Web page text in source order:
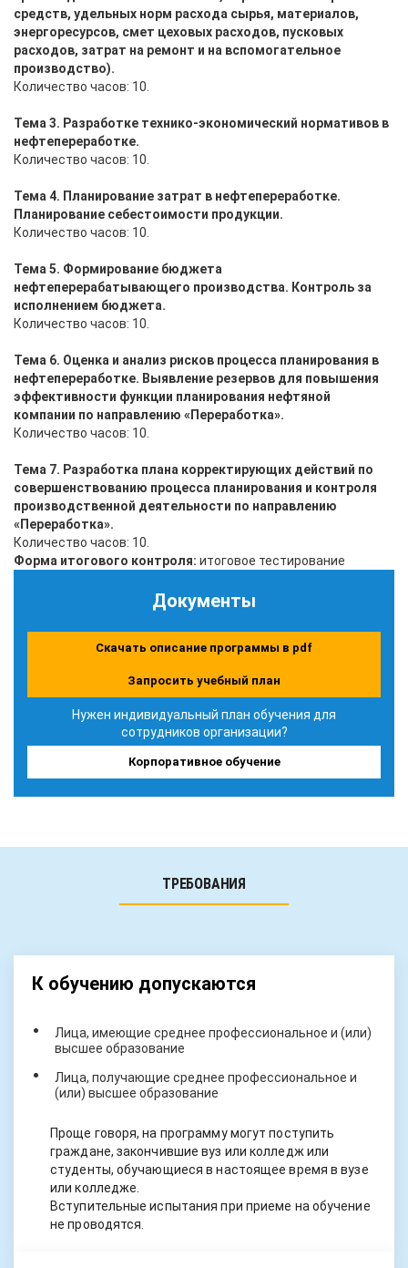
средств, удельных норм расхода сырья, материалов,
энергоресурсов, смет цеховых расходов, пусковых
расходов, затрат на ремонт и на вспомогательное
производство).
Количество часов: 10.
Тема 3. Разработке технико-экономический нормативов в
нефтепереработке.
Количество часов: 10.
Тема 4. Планирование затрат в нефтепереработке.
Планирование себестоимости продукции.
Количество часов: 10.
Тема 5. Формирование бюджета
нефтеперерабатывающего производства. Контроль за
исполнением бюджета.
Количество часов: 10.
Тема 6. Оценка и анализ рисков процесса планирования в
нефтепереработке. Выявление резервов для повышения
эффективности функции планирования нефтяной
компании по направлению «Переработка».
Количество часов: 10.
Тема 7. Разработка плана корректирующих действий по
совершенствованию процесса планирования и контроля
производственной деятельности по направлению
«Переработка».
Количество часов: 10.
Форма итогового контроля: итоговое тестирование
Документы
Скачать описание программы в pdf
Запросить учебный план
Нужен индивидуальный план обучения для
сотрудников организации?
Корпоративное обучение
ТРЕБОВАНИЯ
К обучению допускаются
Лица, имеющие среднее профессиональное и (или)
высшее образование
Лица, получающие среднее профессиональное и
(или) высшее образование
Проще говоря, на программу могут поступить
граждане, закончившие вуз или колледж или
студенты, обучающиеся в настоящее время в вузе
или колледже.
Вступительные испытания при приеме на обучение
не проводятся.